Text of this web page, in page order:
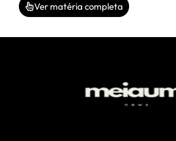
Ver matéria completa